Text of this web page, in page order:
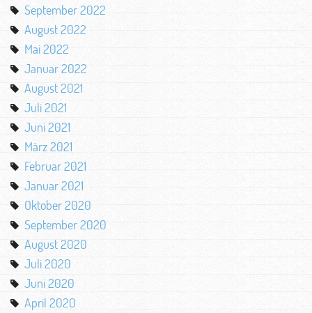
September 2022
August 2022
Mai 2022
Januar 2022
August 2021
Juli 2021
Juni 2021
März 2021
Februar 2021
Januar 2021
Oktober 2020
September 2020
August 2020
Juli 2020
Juni 2020
April 2020